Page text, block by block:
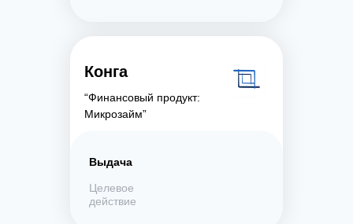
Конга
“Финансовый продукт:
Микрозайм”
Выдача
Целевое
действие